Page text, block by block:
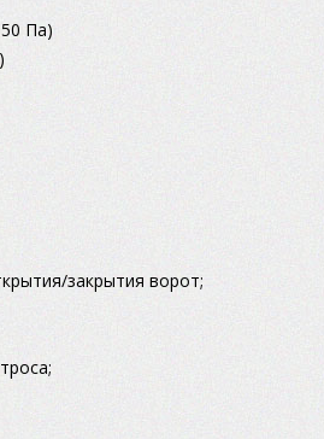
Па)
закрытия ворот;